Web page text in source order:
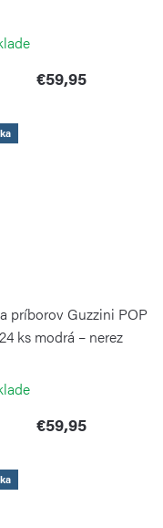
€59,95
príborov Guzzini POP
24 ks modrá – nerez
€59,95